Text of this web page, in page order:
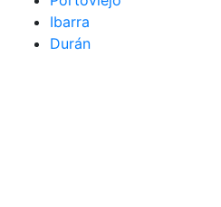
Ibarra
Durán